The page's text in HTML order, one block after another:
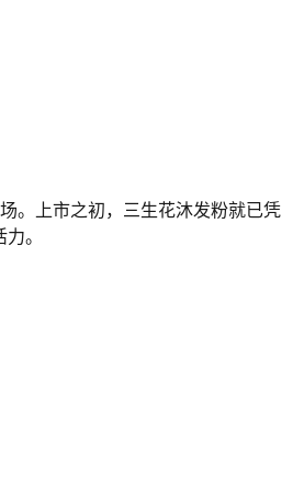
。上市之初，三生花沐发粉就已凭
。